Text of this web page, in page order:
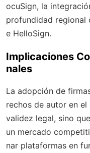
ocuSign, la
profundidad regional
e HelloSign.
Implicaciones
nales
La adopción de
rechos de autor en
validez legal, sino
un mercado
nar plataformas en